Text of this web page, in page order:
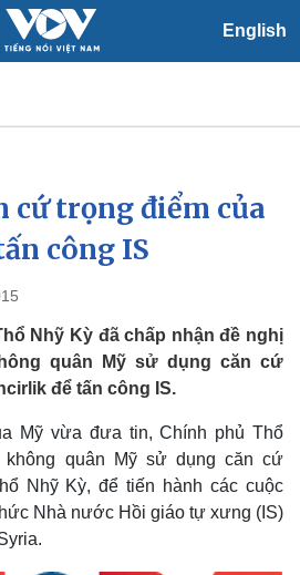
English
Xã hội
Tin 24h
Dự báo thời tiết
Việc làm
Biển đảo
cứ trọng điểm của
công IS
Nhỹ Kỳ đã chấp nhận đề nghị
quân Mỹ sử dụng căn cứ
để tấn công IS.
Mỹ vừa đưa tin, Chính phủ Thổ
không quân Mỹ sử dụng căn cứ
Nhỹ Kỳ, để tiến hành các cuộc
Nhà nước Hồi giáo tự xưng (IS)